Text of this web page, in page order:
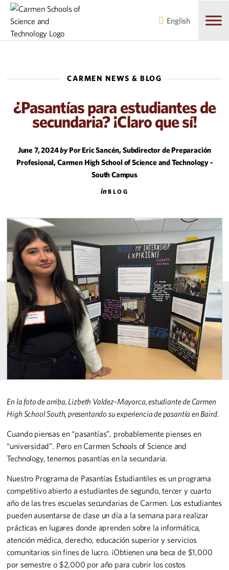
Skip
main
Skip
content
English
CARMEN NEWS & BLOG
¿Pasantías para estudiantes de
secundaria? ¡Claro que sí!
June 7, 2024byPor Eric Sancén, Subdirector de Preparación
Profesional, Carmen High School of Science and Technology -
South Campus
inBLOG
En la foto de arriba, Lizbeth Valdez-Mayorca, estudiante de Carmen
High School South, presentando su experiencia de pasantía en Baird.
Cuando piensas en “pasantías”, probablemente pienses en
“universidad”. Pero en Carmen Schools of Science and
Technology, tenemos pasantías en la secundaria.
Nuestro Programa de Pasantías Estudiantiles es un programa
competitivo abierto a estudiantes de segundo, tercer y cuarto
año de las tres escuelas secundarias de Carmen. Los estudiantes
pueden ausentarse de clase un día a la semana para realizar
prácticas en lugares donde aprenden sobre la informática,
atención médica, derecho, educación superior y servicios
comunitarios sin fines de lucro. ¡Obtienen una beca de $1,000
por semestre o $2,000 por año para cubrir los costos